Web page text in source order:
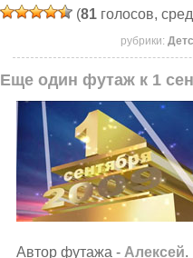
(81 голосов,
рубрики:
Еще один футаж к 1
Автор футажа - Алексей.